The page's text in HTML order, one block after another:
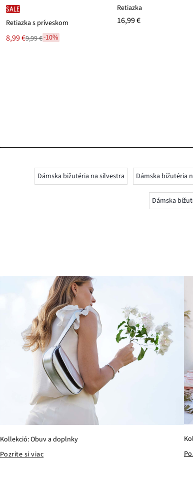
SALE
Retiazka s príveskom
Nová
cena
8,99 €
Zľava 9,99 €-10%
Retiazka
16,99 €
Dámska bižutéria na silvestra Dámska bižutéria
Dámska
Kollekció: Obuv a doplnky
Pozrite si viac